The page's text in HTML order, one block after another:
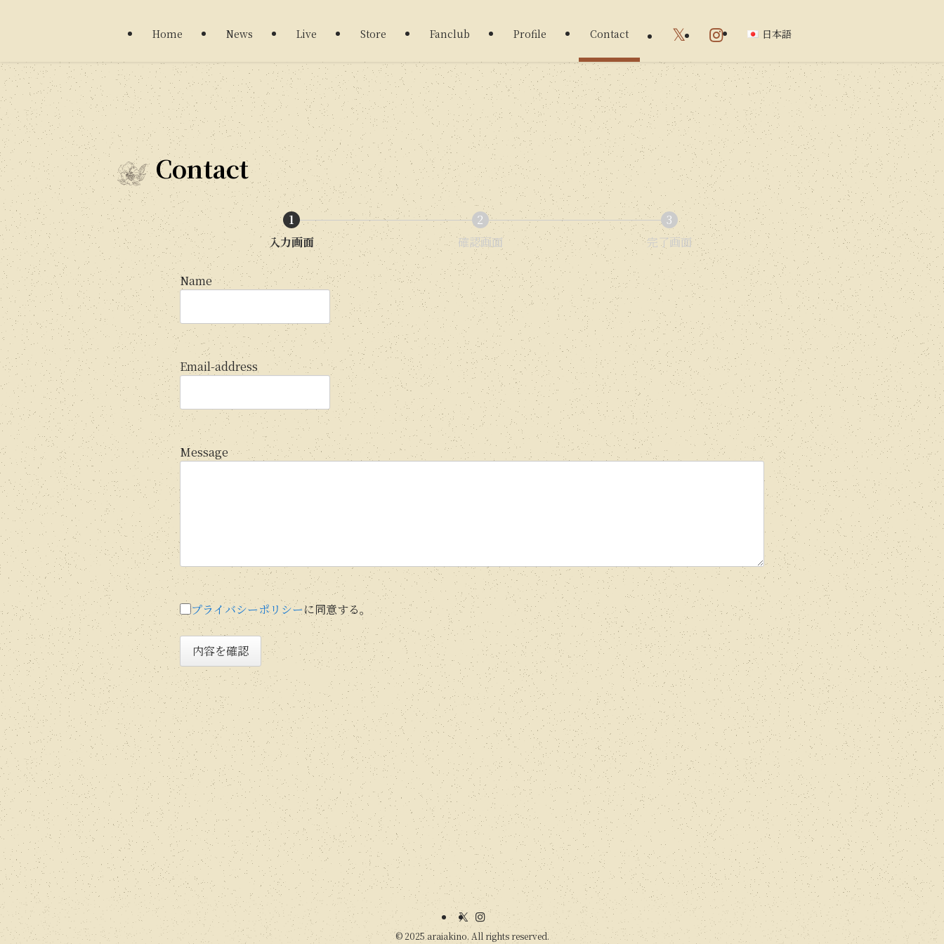
Home News Live Store Fanclub Profile Contact 日本語
Contact
1
入力画面現
在
表
示
れ
て
い
る
面
で
す
。
2
確認画面現
在
表
示
さ
れ
て
い
る
画
面
で
す
。
3
完了画面現
在
表
示
さ
れ
て
い
る
画
面
で
す
。
Name
Email-address
Message
プライバシーポリシーに同意する。
内容を確認
©2025 araiakino. All rights reserved.